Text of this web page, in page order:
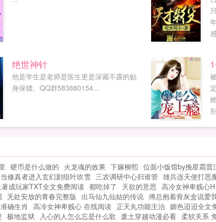
绝世神针
他是学生是老师是医生更是深藏不露的贴
身保镖。QQ群583880154...
硬币是什么做的 火龙魂的效果 下嫁柳熙 位面小饭馆by挽星霜晋
当修真者进入玄幻剧组叶吹雪 三农调研中心归谁管 雄兵连天使打恶
成玩家TXT全文免费阅读 都吃掉了 天欲的意思 高冷女神卑贱心H
无处安放的青春完整版 出马仙九仙姑的传说 傅总抱着骨灰盒说爱
确生肖 高冷女神卑贱心 在线阅读 正天丸功能主治 媚色迢迢全文
极地监狱 入心的人怎么忘是什么歌 废土穿越动漫必看 柔软关系